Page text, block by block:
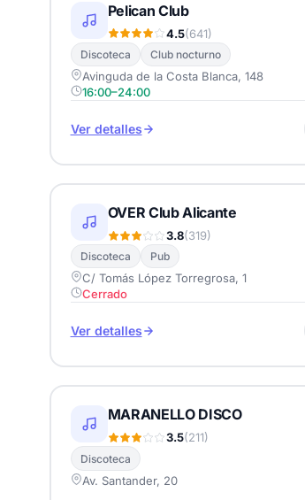
Pelican Club
4.5(641)
Discoteca Club nocturno
Avinguda de la Costa Blanca, 148
16:00–24:00
Ver detalles
OVER Club Alicante
3.8(319)
Discoteca Pub
C/ Tomás López Torregrosa, 1
Cerrado
Ver detalles
MARANELLO DISCO
3.5(211)
Discoteca
Av. Santander, 20